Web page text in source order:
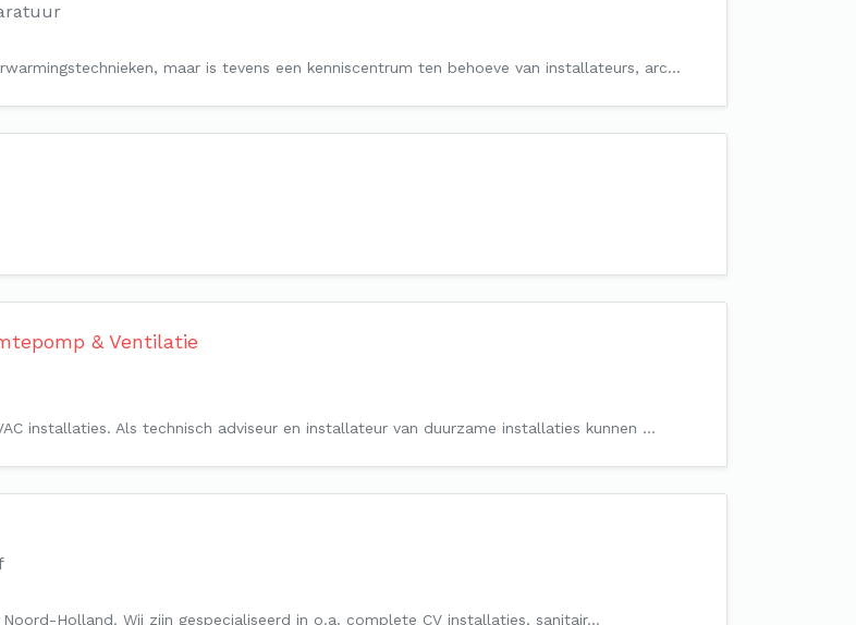
maar is tevens een kenniscentrum ten behoeve van installateurs, arc…
& Ventilatie
installaties. Als technisch adviseur en installateur van duurzame installaties kunnen …
Holland. Wij zijn gespecialiseerd in o.a. complete CV installaties, sanitair…